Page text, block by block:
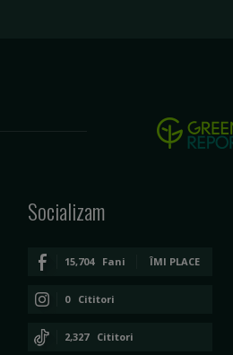
Socializam
15,704 Fani ÎMI PLACE
0 Cititori
CONECTAȚI-VĂ
2,327 Cititori